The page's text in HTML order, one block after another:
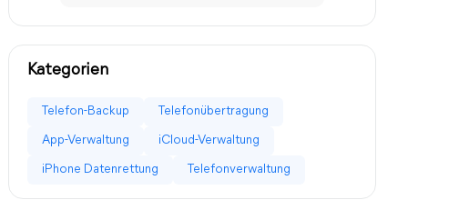
Kategorien
Telefon-Backup Telefonübertragung
App-Verwaltung iCloud-Verwaltung
iPhone Datenrettung Telefonverwaltung